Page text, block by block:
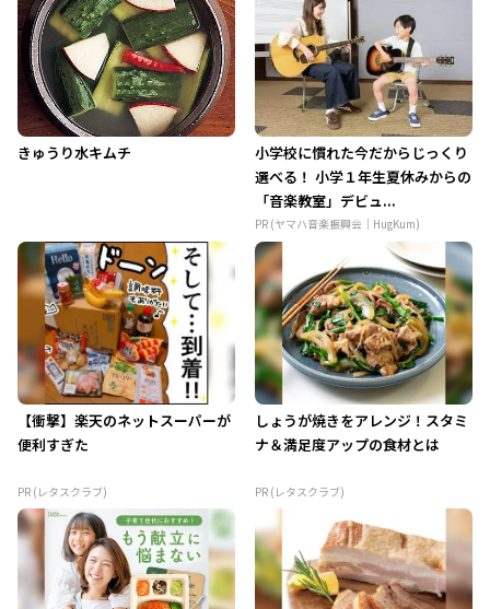
きゅうり水キムチ
小学校に慣れた今だからじっくり
選べる！ 小学１年生夏休みからの
「音楽教室」デビュ...
PR (ヤマハ音楽振興会｜HugKum)
【衝撃】楽天のネットスーパーが
便利すぎた
PR (レタスクラブ)
しょうが焼きをアレンジ！スタミ
ナ＆満足度アップの食材とは
PR (レタスクラブ)